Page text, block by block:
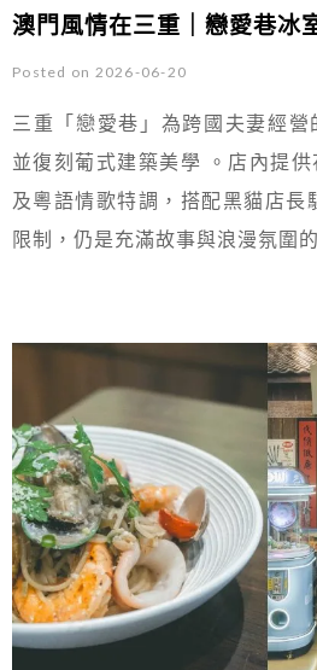
澳門風情在三重｜戀愛巷冰
Posted on 2026-06-20
三重「戀愛巷」為跨國夫妻經
並復刻葡式建築美學 。店內提
及粵語情歌特調，搭配黑貓店長
限制，仍是充滿故事與浪漫氛圍